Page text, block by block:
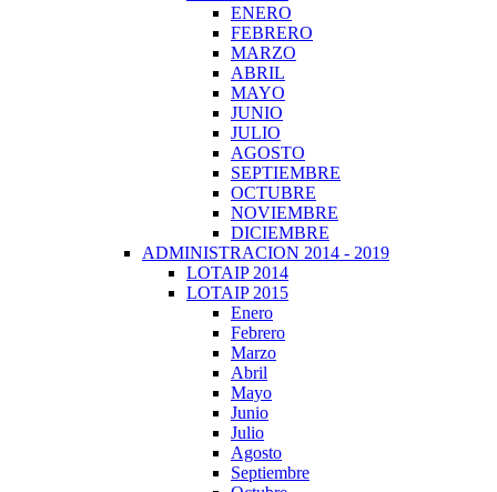
ENERO
FEBRERO
MARZO
ABRIL
MAYO
JUNIO
JULIO
AGOSTO
SEPTIEMBRE
OCTUBRE
NOVIEMBRE
DICIEMBRE
ADMINISTRACION 2014 - 2019
LOTAIP 2014
LOTAIP 2015
Enero
Febrero
Marzo
Abril
Mayo
Junio
Julio
Agosto
Septiembre